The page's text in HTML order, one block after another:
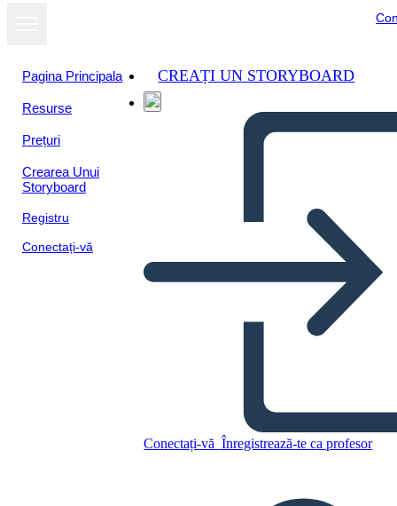
Pagina Principala
Resurse
Prețuri
Crearea Unui
Storyboard
Registru
Conectați-vă
CREAȚI UN STORYBOARD
Conectați-vă Înregistrează-te ca profesor
Riepilogo